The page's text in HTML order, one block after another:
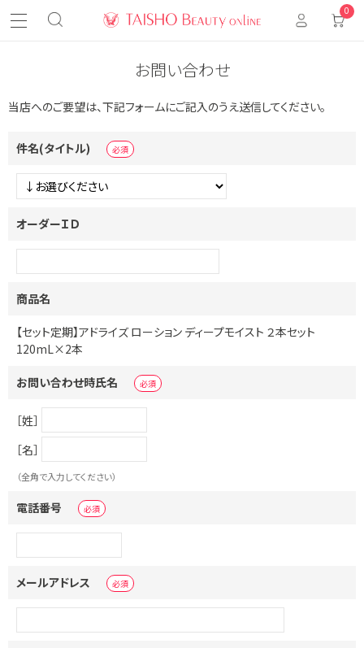
0
お問い合わせ
当店へのご要望は、下記フォームにご記入のうえ送信してください。
件名(タイトル)
オーダーＩＤ
商品名
【セット定期】アドライズ ローション ディープモイスト ２本セット
120mL×2本
お問い合わせ時氏名
［姓］
［名］
（全角で入力してください）
電話番号
メールアドレス